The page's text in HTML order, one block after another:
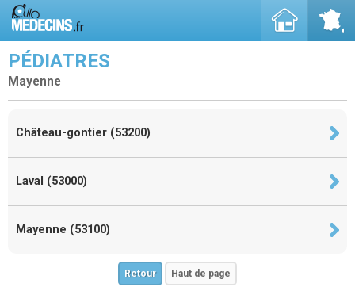
PÉDIATRES
Mayenne
Château-gontier (53200)
Laval (53000)
Mayenne (53100)
Retour Haut de page